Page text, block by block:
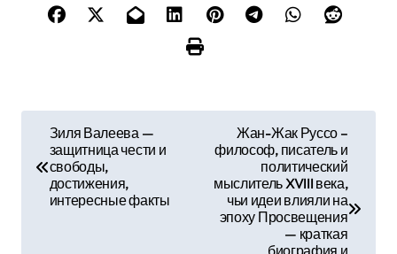
Зиля Валеева —
защитница чести и
свободы,
достижения,
интересные факты
Жан-Жак Руссо –
философ, писатель и
политический
мыслитель XVIII века,
чьи идеи влияли на
эпоху Просвещения
— краткая
биография и